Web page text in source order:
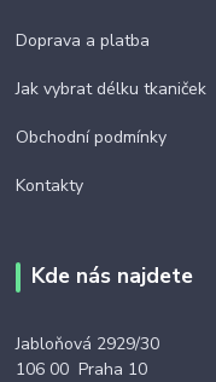
Doprava a platba
Jak vybrat délku tkaniček
Obchodní podmínky
Kontakty
Kde nás najdete
Jabloňová 2929/30
106 00 Praha 10